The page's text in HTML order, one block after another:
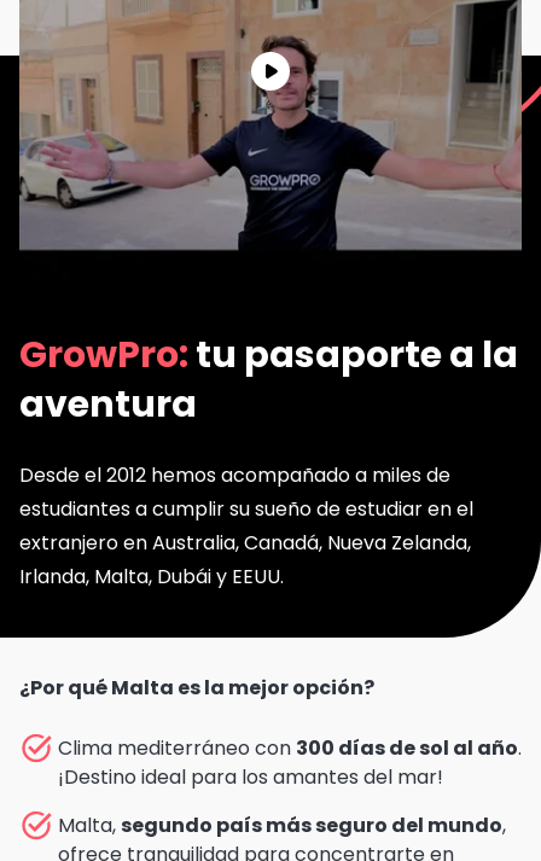
GrowPro:tu pasaporte a la
aventura
Desde el 2012 hemos acompañado a miles de
estudiantes a cumplir su sueño de estudiar en el
extranjero en Australia, Canadá, Nueva Zelanda,
Irlanda, Malta, Dubái y EEUU.
¿Por qué Malta es la mejor opción?
Clima mediterráneo con 300 días de sol al año.
¡Destino ideal para los amantes del mar!
Malta,segundo país más seguro del mundo,
ofrece tranquilidad para concentrarte en